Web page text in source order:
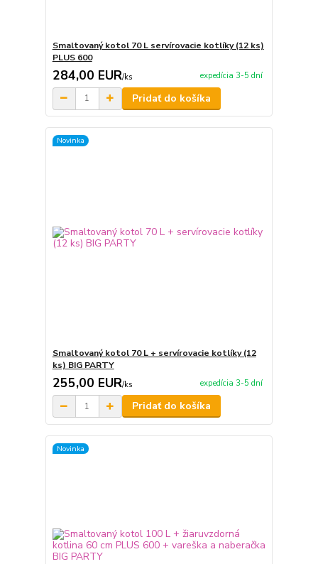
Smaltovaný kotol 70 L servírovacie kotlíky (12 ks)
PLUS 600
284,00 EUR/ks expedícia 3-5 dní
Pridať do košíka
Novinka
Smaltovaný kotol 70 L + servírovacie kotlíky (12
ks) BIG PARTY
255,00 EUR/ks expedícia 3-5 dní
Pridať do košíka
Novinka